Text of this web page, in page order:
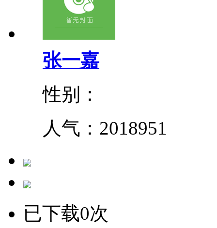
张一嘉
性别：
人气： 2018951
已下载0次